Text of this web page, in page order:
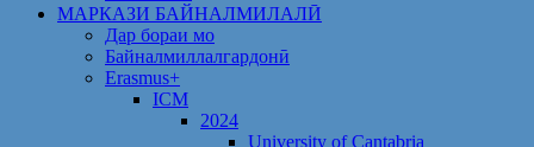
МАРКАЗИ БАЙНАЛМИЛАЛӢ
Дар бораи мо
Байналмиллалгардонӣ
Erasmus+
ICM
2024
University of Cantabria